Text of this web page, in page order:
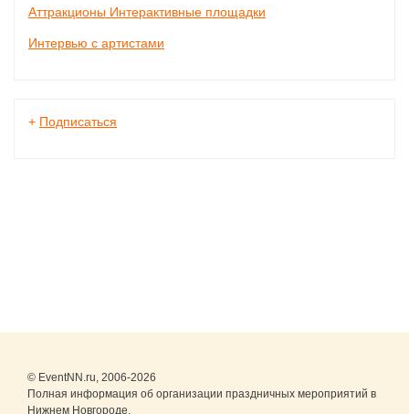
Аттракционы Интерактивные площадки
Интервью с артистами
+ Подписаться
© EventNN.ru, 2006-2026
Полная информация об организации праздничных мероприятий в
Нижнем Новгороде.